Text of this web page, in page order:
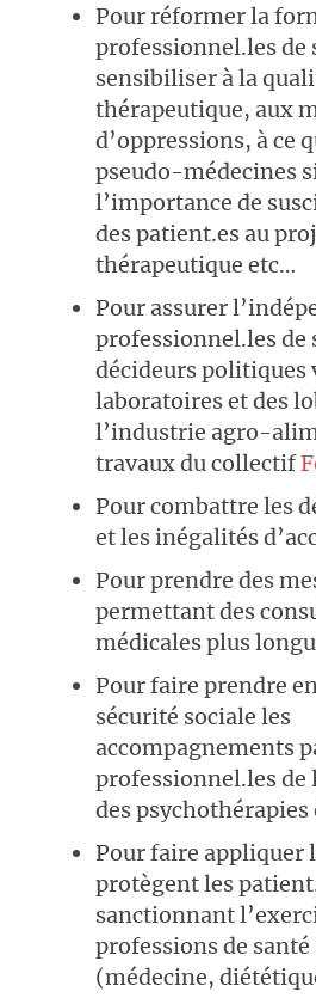
Pour réformer la
professionnel.les de
sensibiliser à la
thérapeutique, aux
d’oppressions, à ce
pseudo-médecines
l’importance de
des patient.es au
thérapeutique etc…
Pour assurer
professionnel.les de
décideurs politiques
laboratoires et des
l’industrie agro-
travaux du collectif
Pour combattre les
et les inégalités
Pour prendre des
permettant des
médicales plus
Pour faire prendre
sécurité sociale les
accompagnements
professionnel.les de
des psychothérapies
Pour faire appliquer
protègent les
sanctionnant
professions de
(médecine,